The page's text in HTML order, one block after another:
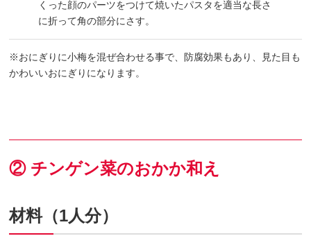
くった顔のパーツをつけて焼いたパスタを適当な長さ
に折って角の部分にさす。
※おにぎりに小梅を混ぜ合わせる事で、防腐効果もあり、見た目も
かわいいおにぎりになります。
② チンゲン菜のおかか和え
材料（1人分）